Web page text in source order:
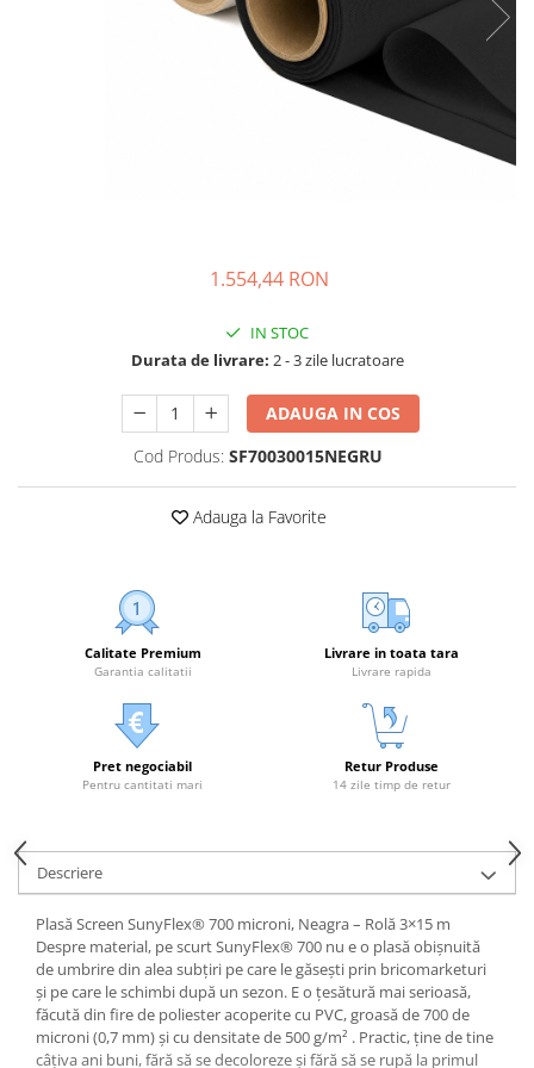
1.554,44 RON
IN STOC
Durata de livrare: 2 - 3 zile lucratoare
ADAUGA IN COS
Cod Produs: SF70030015NEGRU
Adauga la Favorite
Calitate Premium
Garantia calitatii
Livrare in toata tara
Livrare rapida
Pret negociabil
Pentru cantitati mari
Retur Produse
14 zile timp de retur
Descriere
Plasă Screen SunyFlex® 700 microni, Neagra – Rolă 3×15 m
Despre material, pe scurt SunyFlex® 700 nu e o plasă obișnuită
de umbrire din alea subțiri pe care le găsești prin bricomarketuri
și pe care le schimbi după un sezon. E o țesătură mai serioasă,
făcută din fire de poliester acoperite cu PVC, groasă de 700 de
microni (0,7 mm) și cu densitate de 500 g/m² . Practic, ține de tine
câțiva ani buni, fără să se decoloreze și fără să se rupă la primul